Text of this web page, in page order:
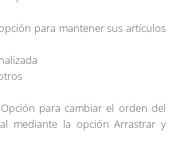
para mantener sus artículos
para cambiar el orden del
mediante la opción Arrastrar y